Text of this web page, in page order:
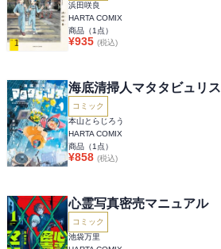
浜田咲良
HARTA COMIX
商品（1 点）
¥935 (税込)
海底清掃人マタタビュリス
コミック
本山とらじろう
HARTA COMIX
商品（1 点）
¥858 (税込)
心霊写真密売マニュアル
コミック
池袋万里